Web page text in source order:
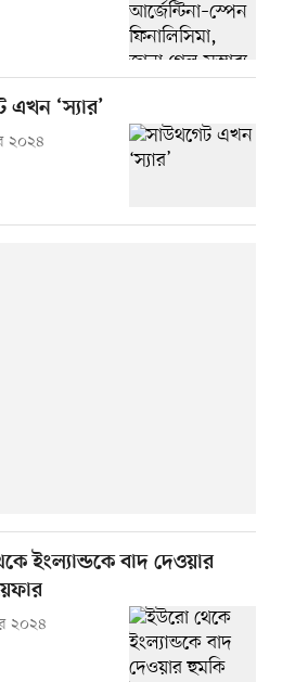
এখন ‘স্যার’
২০২৪
ইংল্যান্ডকে বাদ দেওয়ার
২০২৪